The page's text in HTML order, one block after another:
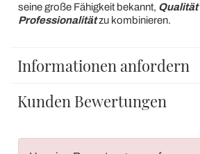
seine große Fähigkeit bekannt, Qualität
Professionalitätzu kombinieren.
Informationen anfordern
Kunden Bewertungen